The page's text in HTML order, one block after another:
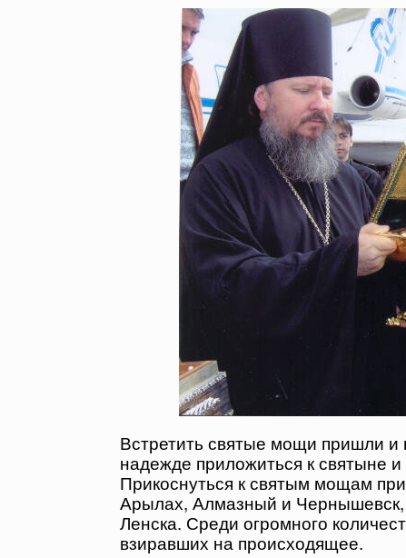
Встретить святые мощи пришли
надежде приложиться к святыне
Прикоснуться к святым мощам
Арылах, Алмазный и Чернышевск,
Ленска. Среди огромного
взиравших на происходящее.